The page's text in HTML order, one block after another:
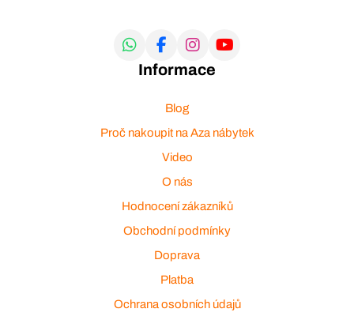
Informace
Blog
Proč nakoupit na Aza nábytek
Video
O nás
Hodnocení zákazníků
Obchodní podmínky
Doprava
Platba
Ochrana osobních údajů